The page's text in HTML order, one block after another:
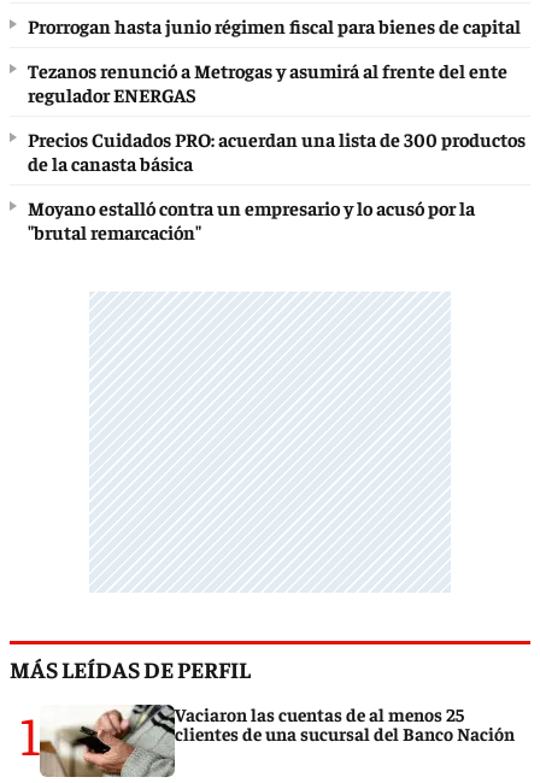
Prorrogan hasta junio régimen fiscal para bienes de capital
Tezanos renunció a Metrogas y asumirá al frente del ente
regulador ENERGAS
Precios Cuidados PRO: acuerdan una lista de 300 productos
de la canasta básica
Moyano estalló contra un empresario y lo acusó por la
"brutal remarcación"
MÁS LEÍDAS DE PERFIL
1
Vaciaron las cuentas de al menos 25
clientes de una sucursal del Banco Nación